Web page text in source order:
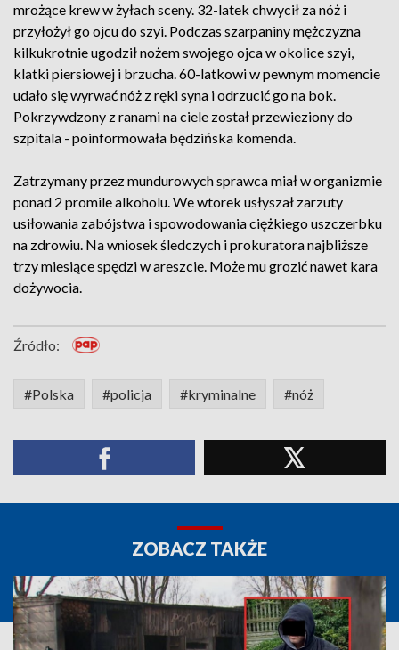
mrożące krew w żyłach sceny. 32-latek chwycił za nóż i
przyłożył go ojcu do szyi. Podczas szarpaniny mężczyzna
kilkukrotnie ugodził nożem swojego ojca w okolice szyi,
klatki piersiowej i brzucha. 60-latkowi w pewnym momencie
udało się wyrwać nóż z ręki syna i odrzucić go na bok.
Pokrzywdzony z ranami na ciele został przewieziony do
szpitala - poinformowała będzińska komenda.
Zatrzymany przez mundurowych sprawca miał w organizmie
ponad 2 promile alkoholu. We wtorek usłyszał zarzuty
usiłowania zabójstwa i spowodowania ciężkiego uszczerbku
na zdrowiu. Na wniosek śledczych i prokuratora najbliższe
trzy miesiące spędzi w areszcie. Może mu grozić nawet kara
dożywocia.
Źródło:
#Polska #policja #kryminalne #nóż
ZOBACZ TAKŻE